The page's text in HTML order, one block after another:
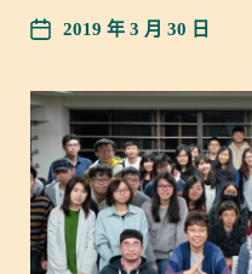
2019 年 3 月 30 日